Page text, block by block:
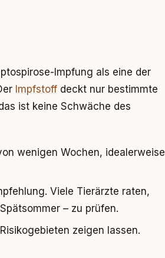
Impfung als eine der
Impfstoff deckt nur bestimmte
ist keine Schwäche des
wenigen Wochen, idealerweise
Viele Tierärzte raten,
– zu prüfen.
zeigen lassen.